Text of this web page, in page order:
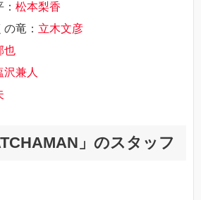
松本梨香
竜： 立木文彦
也
沢兼人
」のスタッフ